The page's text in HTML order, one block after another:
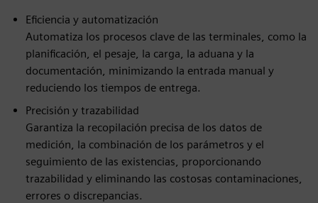
Eficiencia y automatización
Automatiza los procesos clave de las terminales, como la
planificación, el pesaje, la carga, la aduana y la
documentación, minimizando la entrada manual y
reduciendo los tiempos de entrega.
Precisión y trazabilidad
Garantiza la recopilación precisa de los datos de
medición, la combinación de los parámetros y el
seguimiento de las existencias, proporcionando
trazabilidad y eliminando las costosas contaminaciones,
errores o discrepancias.